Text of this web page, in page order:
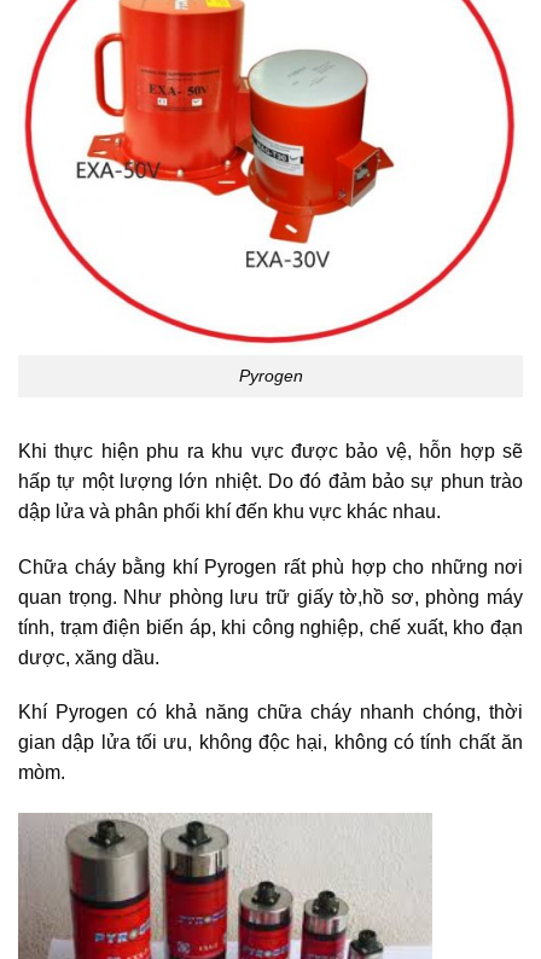
Pyrogen
Khi thực hiện phu ra khu vực được bảo vệ, hỗn hợp sẽ
hấp tự một lượng lớn nhiệt. Do đó đảm bảo sự phun trào
dập lửa và phân phối khí đến khu vực khác nhau.
Chữa cháy bằng khí Pyrogen rất phù hợp cho những nơi
quan trọng. Như phòng lưu trữ giấy tờ,hồ sơ, phòng máy
tính, trạm điện biến áp, khi công nghiệp, chế xuất, kho đạn
dược, xăng dầu.
Khí Pyrogen có khả năng chữa cháy nhanh chóng, thời
gian dập lửa tối ưu, không độc hại, không có tính chất ăn
mòm.